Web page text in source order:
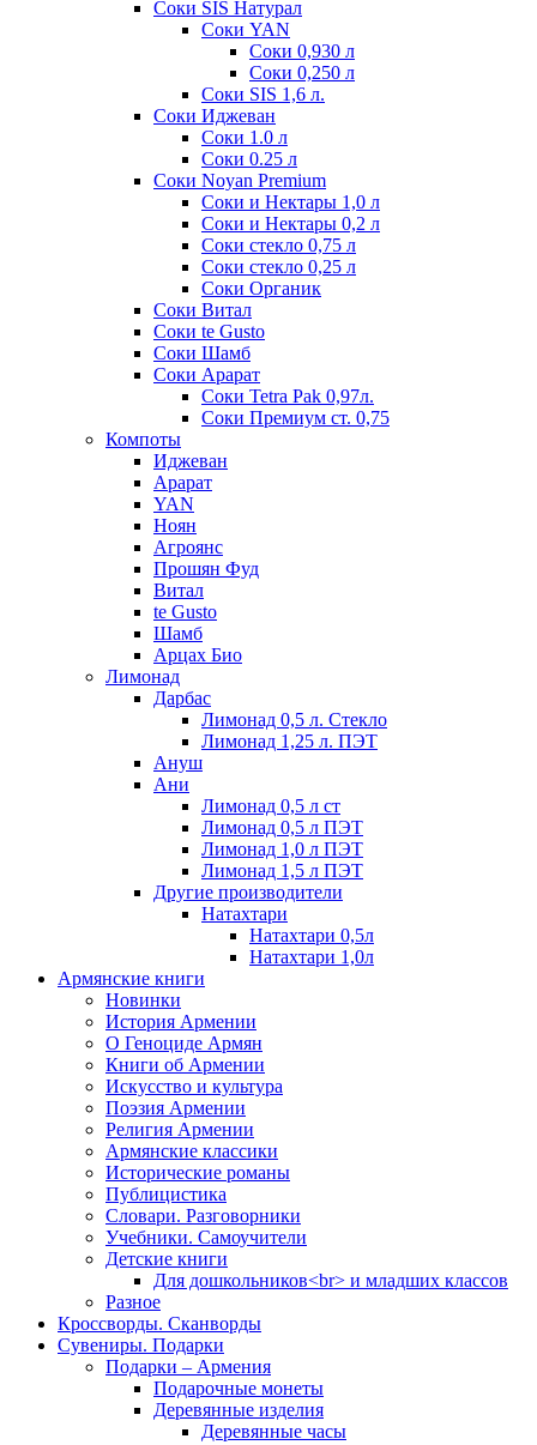
Соки SIS Натурал
Соки YAN
Соки 0,930 л
Соки 0,250 л
Соки SIS 1,6 л.
Соки Иджеван
Соки 1.0 л
Соки 0.25 л
Соки Noyan Premium
Соки и Нектары 1,0 л
Соки и Нектары 0,2 л
Соки стекло 0,75 л
Соки стекло 0,25 л
Соки Органик
Соки Витал
Соки te Gusto
Соки Шамб
Соки Арарат
Соки Tetra Pak 0,97л.
Соки Премиум ст. 0,75
Компоты
Иджеван
Арарат
YAN
Ноян
Агроянс
Прошян Фуд
Витал
te Gusto
Шамб
Арцах Био
Лимонад
Дарбас
Лимонад 0,5 л. Стекло
Лимонад 1,25 л. ПЭТ
Ануш
Ани
Лимонад 0,5 л ст
Лимонад 0,5 л ПЭТ
Лимонад 1,0 л ПЭТ
Лимонад 1,5 л ПЭТ
Другие производители
Натахтари
Натахтари 0,5л
Натахтари 1,0л
Армянские книги
Новинки
История Армении
О Геноциде Армян
Книги об Армении
Иcкусство и культура
Поэзия Армении
Религия Армении
Армянские классики
Исторические романы
Публицистика
Словари. Разговорники
Учебники. Самоучители
Детские книги
Для дошкольников<br> и младших классов
Разное
Кроссворды. Сканворды
Сувениры. Подарки
Подарки – Армения
Подарочные монеты
Деревянные изделия
Деревянные часы